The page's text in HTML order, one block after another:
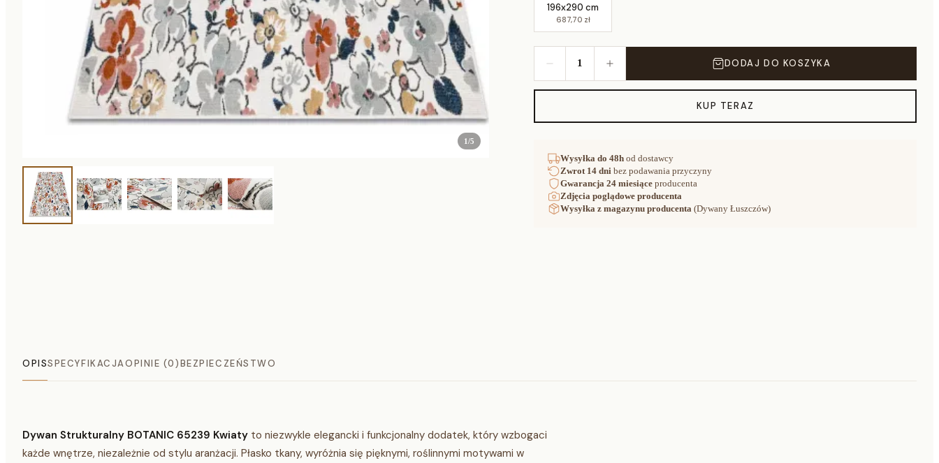
1/5
196x290 cm
687,70 zł
1 DODAJ DO KOSZYKA
KUP TERAZ
Wysyłkado 48h od dostawcy
Zwrot 14 dni bez podawania przyczyny
Gwarancja24 miesiące producenta
Zdjęcia poglądowe producenta
Wysyłka z magazynu producenta (Dywany Łuszczów)
OPISSPECYFIKACJAOPINIE (0)BEZPIECZEŃSTWO
Dywan Strukturalny BOTANIC 65239 Kwiaty to niezwykle elegancki i funkcjonalny dodatek, który wzbogaci
każde wnętrze, niezależnie od stylu aranżacji. Płasko tkany, wyróżnia się pięknymi, roślinnymi motywami w